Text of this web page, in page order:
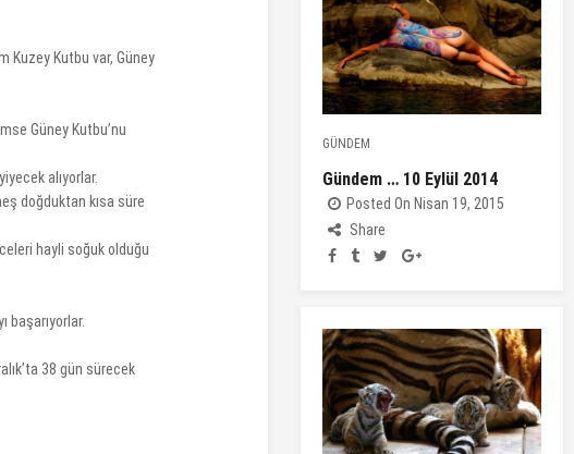
Kuzey Kutbu var, Güney
Güney Kutbu’nu
alıyorlar.
doğduktan kısa süre
hayli soğuk olduğu
başarıyorlar.
38 gün sürecek
GÜNDEM
Gündem … 10 Eylül 2014
Posted On Nisan 19, 2015
Share